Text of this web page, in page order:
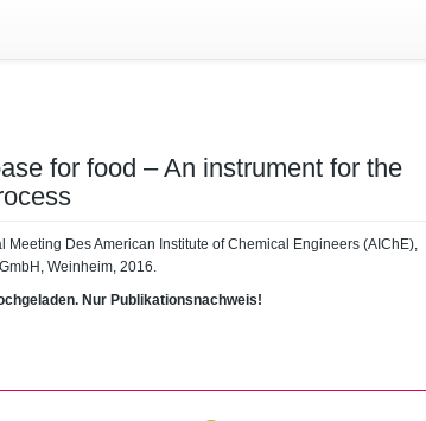
for food – An instrument for the
Meeting Des American Institute of Chemical Engineers (AIChE),
Weinheim, 2016.
Nur Publikationsnachweis!